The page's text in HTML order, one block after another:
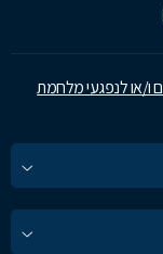
ו/או לנפגעי מלחמת